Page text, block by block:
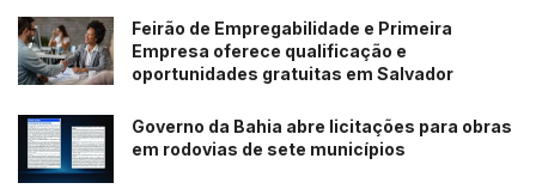
Feirão de Empregabilidade e Primeira
Empresa oferece qualificação e
oportunidades gratuitas em Salvador
Governo da Bahia abre licitações para obras
em rodovias de sete municípios